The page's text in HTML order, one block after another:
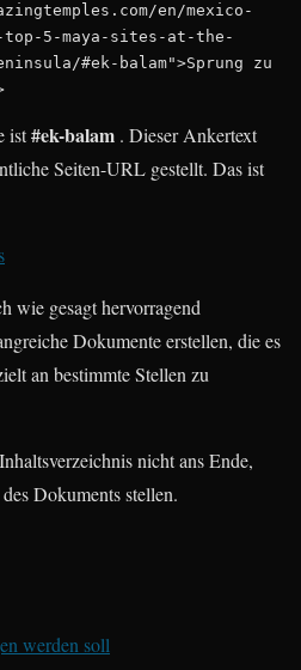
en/mexico-
5-maya-sites-at-the-
#ek-balam">Sprung zu
ist#ek-balam . Dieser Ankertext
Seiten-URL gestellt. Das ist
wie gesagt hervorragend
Dokumente erstellen, die es
an bestimmte Stellen zu
nicht ans Ende,
Dokuments stellen.
werden soll